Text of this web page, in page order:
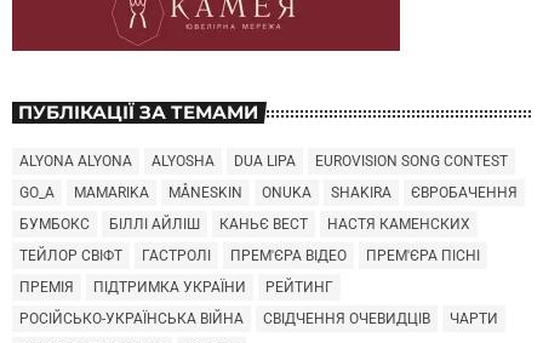
ПУБЛІКАЦІЇ ЗА ТЕМАМИ
ALYONA ALYONA ALYOSHA DUA LIPA
EUROVISION SONG CONTEST
GO_A
MAMARIKA MÅNESKIN ONUKA SHAKIRA
ЄВРОБАЧЕННЯ
БУМБОКС
БІЛЛІ АЙЛІШ КАНЬЄ ВЕСТ
НАСТЯ КАМЕНСКИХ
ТЕЙЛОР СВІФТ
ГАСТРОЛІ ПРЕМ'ЄРА ВІДЕО
ПРЕМ'ЄРА ПІСНІ
ПРЕМІЯ
ПІДТРИМКА УКРАЇНИ
РЕЙТИНГ
РОСІЙСЬКО-УКРАЇНСЬКА ВІЙНА
СВІДЧЕННЯ ОЧЕВИДЦІВ
ЧАРТИ